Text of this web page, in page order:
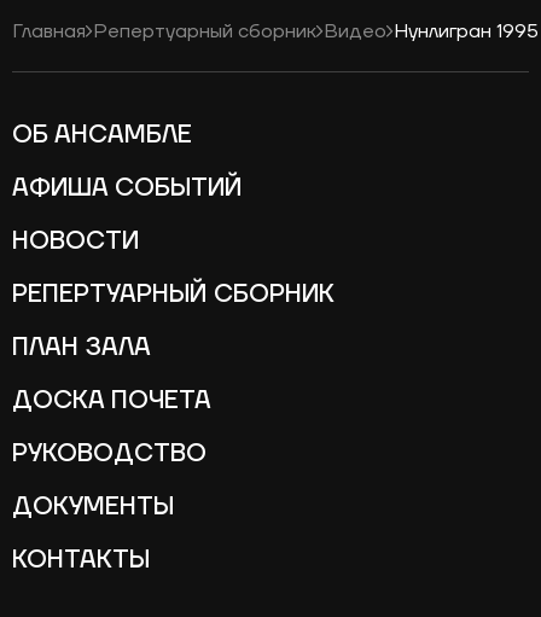
Главная Репертуарный сборник Видео Нунлигран
ОБ АНСАМБЛЕ
АФИША СОБЫТИЙ
НОВОСТИ
РЕПЕРТУАРНЫЙ СБОРНИК
ПЛАН ЗАЛА
ДОСКА ПОЧЕТА
РУКОВОДСТВО
ДОКУМЕНТЫ
КОНТАКТЫ